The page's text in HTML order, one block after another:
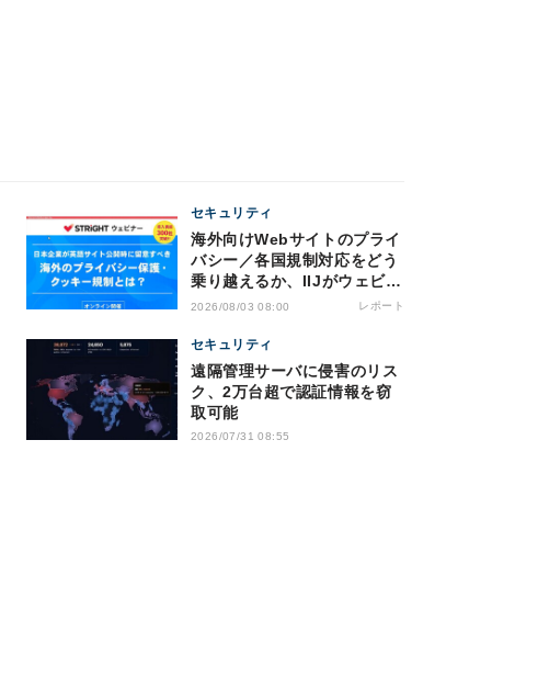
セキュリティ
海外向けWebサイトのプライ
バシー／各国規制対応をどう
乗り越えるか、IIJがウェビナ
ー開催
2026/08/03 08:00 レポート
セキュリティ
遠隔管理サーバに侵害のリス
ク、2万台超で認証情報を窃
取可能
2026/07/31 08:55